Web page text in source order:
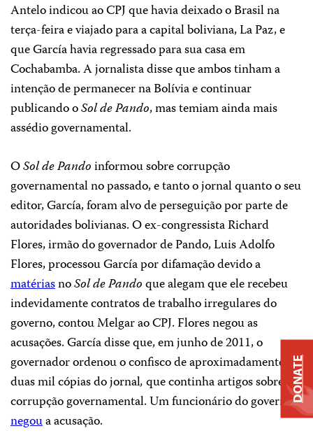
Antelo indicou ao CPJ que havia deixado o Brasil na
terça-feira e viajado para a capital boliviana, La Paz, e
que García havia regressado para sua casa em
Cochabamba. A jornalista disse que ambos tinham a
intenção de permanecer na Bolívia e continuar
publicando oSol de Pando, mas temiam ainda mais
assédio governamental.
OSol de Pandoinformou sobre corrupção
governamental no passado, e tanto o jornal quanto o seu
editor, García, foram alvo de perseguição por parte de
autoridades bolivianas. O ex-congressista Richard
Flores, irmão do governador de Pando, Luis Adolfo
Flores, processou García por difamação devido a
matériasnoSol de Pandoque alegam que ele recebeu
indevidamente contratos de trabalho irregulares do
governo, contou Melgar ao CPJ. Flores negou as
acusações. García disse que, em junho de 2011, o
governador ordenou o confisco de aproximadamente
duas mil cópias do jornal,que continha artigos sobre
corrupção governamental. Um funcionário do governo
negoua acusação.
DONATE